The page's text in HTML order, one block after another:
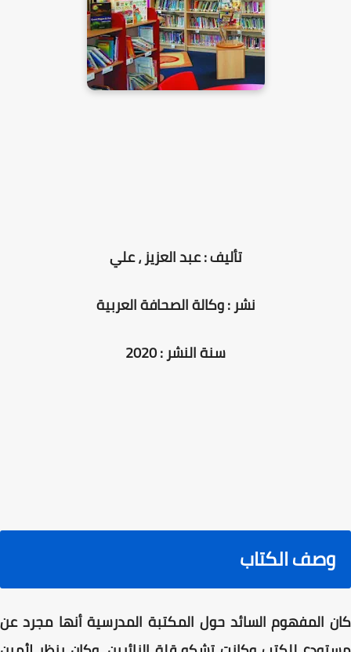
تأليف : عبد العزيز ، علي
نشر : وكالة الصحافة العربية
سنة النشر : 2020
وصف الكتاب
كان المفهوم السائد حول المكتبة المدرسية أنها مجرد عن